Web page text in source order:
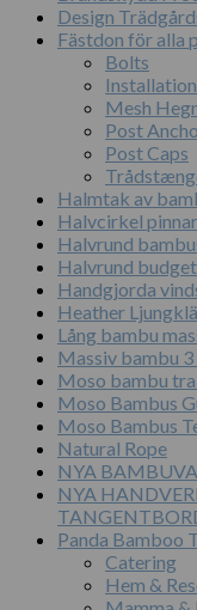
Design
Fästdon för alla
Bolts
Mesh
Post
Post Caps
Halmtak av
Halvcirkel
Halvrund
Halvrund
Handgjorda
Heather
Lång bambu
Massiv bambu
Moso bambu
Moso Bambus
Moso Bambus
Natural Rope
NYA
NYA
Panda Bamboo
Catering
Hem &